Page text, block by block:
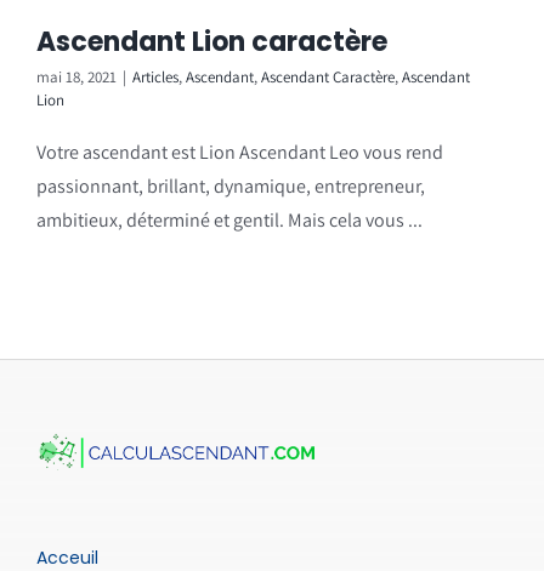
Ascendant Lion caractère
mai 18, 2021 | Articles,Ascendant,Ascendant Caractère,Ascendant
Lion
Votre ascendant est Lion Ascendant Leo vous rend
passionnant, brillant, dynamique, entrepreneur,
ambitieux, déterminé et gentil. Mais cela vous ...
Acceuil